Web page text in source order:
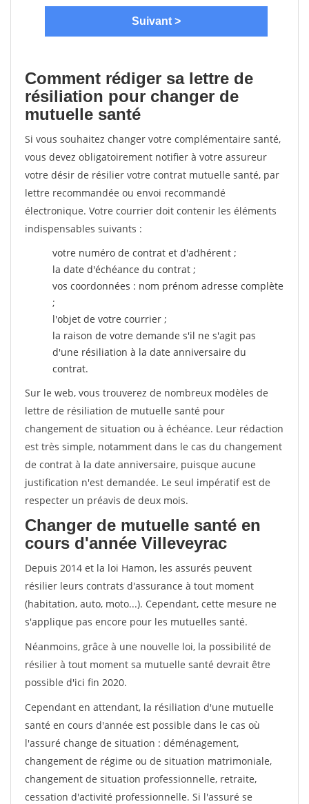
Comment rédiger sa lettre de
résiliation pour changer de
mutuelle santé
Si vous souhaitez changer votre complémentaire santé,
vous devez obligatoirement notifier à votre assureur
votre désir de résilier votre contrat mutuelle santé, par
lettre recommandée ou envoi recommandé
électronique. Votre courrier doit contenir les éléments
indispensables suivants :
votre numéro de contrat et d'adhérent ;
la date d'échéance du contrat ;
vos coordonnées : nom prénom adresse complète
;
l'objet de votre courrier ;
la raison de votre demande s'il ne s'agit pas
d'une résiliation à la date anniversaire du
contrat.
Sur le web, vous trouverez de nombreux modèles de
lettre de résiliation de mutuelle santé pour
changement de situation ou à échéance. Leur rédaction
est très simple, notamment dans le cas du changement
de contrat à la date anniversaire, puisque aucune
justification n'est demandée. Le seul impératif est de
respecter un préavis de deux mois.
Changer de mutuelle santé en
cours d'année Villeveyrac
Depuis 2014 et la loi Hamon, les assurés peuvent
résilier leurs contrats d'assurance à tout moment
(habitation, auto, moto...). Cependant, cette mesure ne
s'applique pas encore pour les mutuelles santé.
Néanmoins, grâce à une nouvelle loi, la possibilité de
résilier à tout moment sa mutuelle santé devrait être
possible d'ici fin 2020.
Cependant en attendant, la résiliation d'une mutuelle
santé en cours d'année est possible dans le cas où
l'assuré change de situation : déménagement,
changement de régime ou de situation matrimoniale,
changement de situation professionnelle, retraite,
cessation d'activité professionnelle. Si l'assuré se